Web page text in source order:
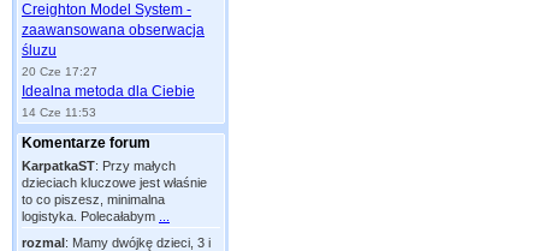
Creighton Model System -
zaawansowana obserwacja
śluzu
20 Cze 17:27
Idealna metoda dla Ciebie
14 Cze 11:53
Komentarze forum
KarpatkaST: Przy małych
dzieciach kluczowe jest właśnie
to co piszesz, minimalna
logistyka. Polecałabym
rozmal: Mamy dwójkę dzieci, 3 i